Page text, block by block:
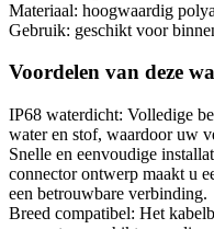
Materiaal: hoogwaardig
Gebruik: geschikt voor
Voordelen van deze
IP68 waterdicht: Volledige
water en stof, waardoor uw
Snelle en eenvoudige
connector ontwerp maakt u
een betrouwbare verbinding.
Breed compatibel: Het